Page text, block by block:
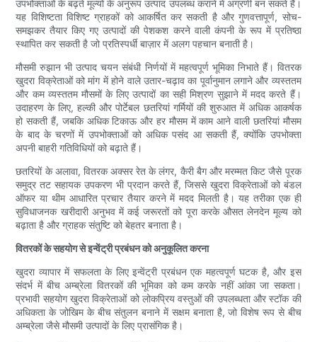
उपभोक्ताओं के बढ़ते मूल्यों के अनुरूप उत्पाद उपलब्ध कराने में अग्रणी बन सकते हैं।
यह विशिष्टता विशिष्ट ग्राहकों को आकर्षित कर सकती है और गुणवत्तापूर्ण, सोच-
समझकर तैयार किए गए उत्पादों की पेशकश करने वाली कंपनी के रूप में प्रतिष्ठा
स्थापित कर सकती है जो प्रतिस्पर्धी बाज़ार में अलग पहचान बनाती है।
मौसमी रुझान भी उत्पाद चयन संबंधी निर्णयों में महत्वपूर्ण भूमिका निभाते हैं। वितरक
खुदरा विक्रेताओं को मांग में होने वाले उतार-चढ़ाव का पूर्वानुमान लगाने और व्यस्ततम
और कम व्यस्ततम मौसमों के लिए उत्पादों का सही मिश्रण सुझाने में मदद करते हैं।
उदाहरण के लिए, हल्की और पोर्टेबल छतरियां गर्मियों की शुरुआत में अधिक आकर्षक
हो सकती हैं, जबकि अधिक टिकाऊ और हर मौसम में काम आने वाली छतरियां मौसम
के बाद के चरणों में उपभोक्ताओं को अधिक पसंद आ सकती हैं, क्योंकि उपभोक्ता
अपनी बाहरी गतिविधियों को बढ़ाते हैं।
छतरियों के अलावा, वितरक अक्सर रेत के लंगर, कैरी बैग और मरम्मत किट जैसे पूरक
समुद्र तट सहायक उपकरण भी प्रदान करते हैं, जिससे खुदरा विक्रेताओं को बंडल
ऑफर या थीम आधारित प्रचार तैयार करने में मदद मिलती है। यह तरीका एक ही
सुविधाजनक खरीदारी अनुभव में कई जरूरतों को पूरा करके औसत लेनदेन मूल्य को
बढ़ाता है और ग्राहक संतुष्टि को बेहतर बनाता है।
वितरकों के सहयोग से इन्वेंट्री प्रबंधन को अनुकूलित करना
खुदरा व्यापार में सफलता के लिए इन्वेंट्री प्रबंधन एक महत्वपूर्ण घटक है, और इस
संदर्भ में बीच अम्ब्रेला वितरकों की भूमिका को कम करके नहीं आंका जा सकता।
प्रभावी सहयोग खुदरा विक्रेताओं को लोकप्रिय वस्तुओं की उपलब्धता और स्टॉक की
अधिकता के जोखिम के बीच संतुलन बनाने में सक्षम बनाता है, जो विशेष रूप से बीच
अम्ब्रेला जैसे मौसमी उत्पादों के लिए प्रासंगिक है।